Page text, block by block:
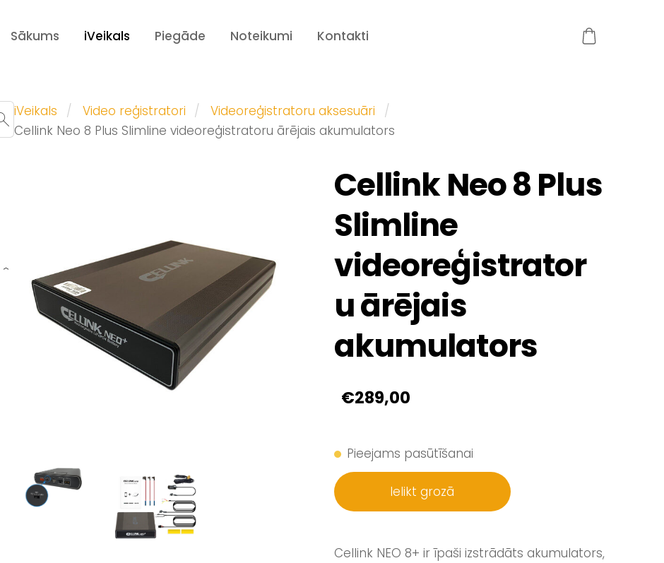
Sākums iVeikals Piegāde Noteikumi Kontakti
iVeikals Video reģistratori
Videoreģistratoru aksesuāri
Cellink Neo 8 Plus Slimline videoreģistratoru ārējais akumulators
Cellink Neo 8 Plus
Slimline
videoreģistrator
u ārējais
akumulators
€289,00
Pieejams pasūtīšanai
Ielikt grozā
Cellink NEO 8+ ir īpaši izstrādāts akumulators,